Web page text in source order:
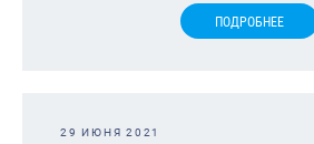
ПОДРОБНЕЕ
29 ИЮНЯ 2021